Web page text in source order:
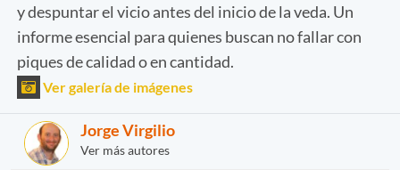
y despuntar el vicio antes del inicio de la veda. Un
informe esencial para quienes buscan no fallar con
piques de calidad o en cantidad.
Ver galería de imágenes
Jorge Virgilio
Ver más autores